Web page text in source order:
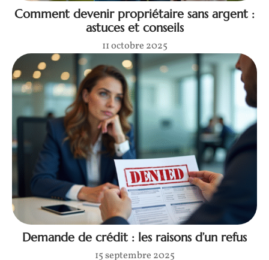
Comment devenir propriétaire sans argent :
astuces et conseils
11 octobre 2025
Demande de crédit : les raisons d’un refus
15 septembre 2025